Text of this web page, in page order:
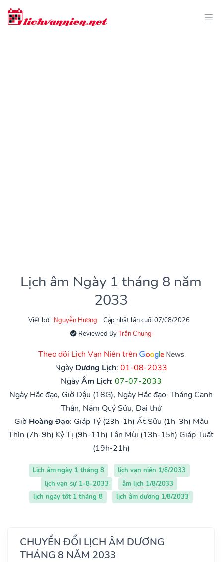
Lịch âm Ngày 1 tháng 8 năm
2033
Viết bởi: Nguyễn Hương
Cập nhật lần cuối 07/08/2026
Reviewed ByTrần Chung
Theo dõi Lịch Vạn Niên trên
Ngày Dương Lịch: 01-08-2033
NgàyÂm Lịch: 07-07-2033
Ngày Hắc đạo, Giờ Dậu (18G), Ngày Hắc đạo, Tháng Canh
Thân, Năm Quý Sửu, Đại thử
Giờ Hoàng Đạo: Giáp Tý (23h-1h) Ất Sửu (1h-3h) Mậu
Thìn (7h-9h) Kỷ Tị (9h-11h) Tân Mùi (13h-15h) Giáp Tuất
(19h-21h)
Lịch âm ngày 1 tháng 8
lịch vạn niên 1/8/2033
lịch vạn sự 1-8-2033
âm lịch 1/8/2033
lịch ngày tốt 1 tháng 8
lịch âm dương 1/8/2033
CHUYỂN ĐỔI LỊCH ÂM DƯƠNG
THÁNG 8 NĂM 2033